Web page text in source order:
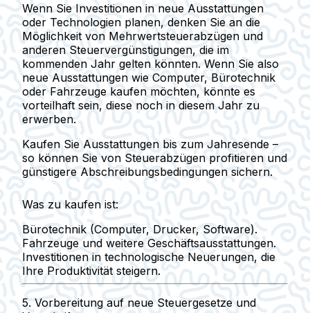
Wenn Sie Investitionen in neue Ausstattungen
oder Technologien planen, denken Sie an die
Möglichkeit von Mehrwertsteuerabzügen und
anderen Steuervergünstigungen, die im
kommenden Jahr gelten könnten. Wenn Sie also
neue Ausstattungen wie Computer, Bürotechnik
oder Fahrzeuge kaufen möchten, könnte es
vorteilhaft sein, diese noch in diesem Jahr zu
erwerben.
Kaufen Sie Ausstattungen bis zum Jahresende –
so können Sie von Steuerabzügen profitieren und
günstigere Abschreibungsbedingungen sichern.
Was zu kaufen ist:
Bürotechnik (Computer, Drucker, Software).
Fahrzeuge und weitere Geschäftsausstattungen.
Investitionen in technologische Neuerungen, die
Ihre Produktivität steigern.
5. Vorbereitung auf neue Steuergesetze und